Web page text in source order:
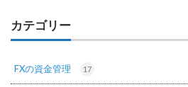
カテゴリー
FXの資金管理 17